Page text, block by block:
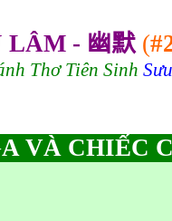
LÂM - 幽默 (
Thơ Tiên Sinh
VÀ CHIẾC